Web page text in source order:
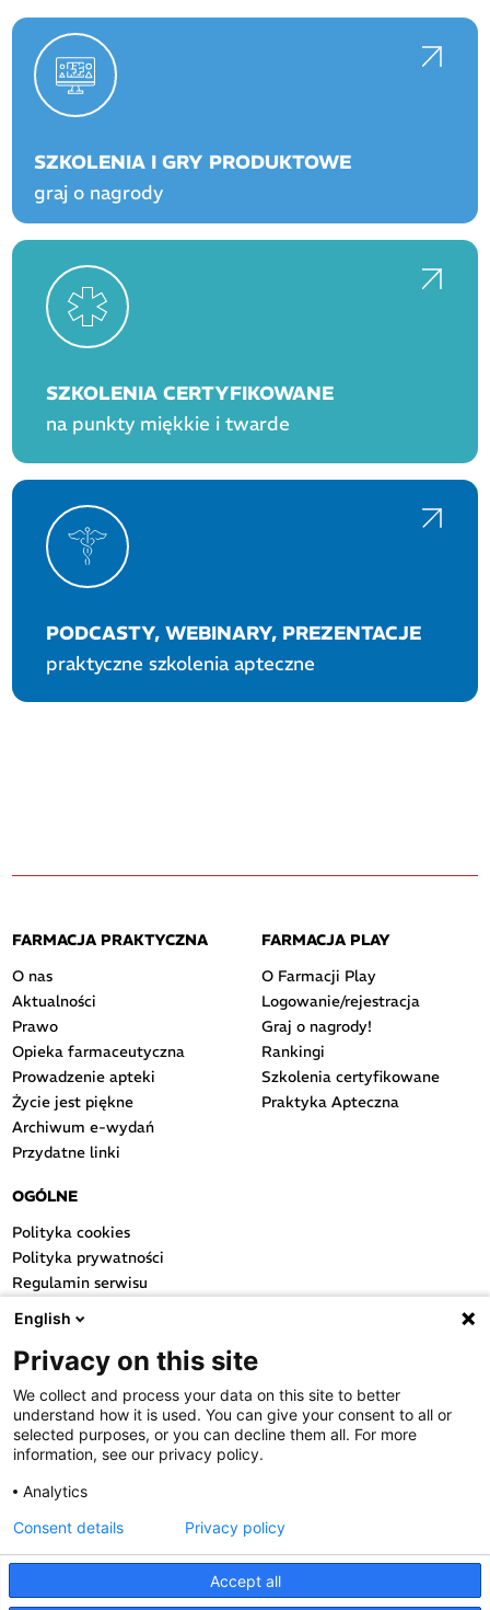
SZKOLENIA I GRY PRODUKTOWE
graj o nagrody
SZKOLENIA CERTYFIKOWANE
na punkty miękkie i twarde
PODCASTY, WEBINARY, PREZENTACJE
praktyczne szkolenia apteczne
FARMACJA PRAKTYCZNA
O nas
Aktualności
Prawo
Opieka farmaceutyczna
Prowadzenie apteki
Życie jest piękne
Archiwum e-wydań
Przydatne linki
FARMACJA PLAY
O Farmacji Play
Logowanie/rejestracja
Graj o nagrody!
Rankingi
Szkolenia certyfikowane
Praktyka Apteczna
OGÓLNE
Polityka cookies
Polityka prywatności
Regulamin serwisu
Regulamin konkursu
Farmacja Play
Regulamin konkursu Lakcid
Regulamin konkursu Acard
Regulamin konkursu Biotebal
Regulamin konkursu Asmenol
Kontakt
PRODUKTY POLPHARMY
SOCIAL MEDIA
English
Privacy on this site
We collect and process your data on this site to better
understand how it is used. You can give your consent to all or
selected purposes, or you can decline them all. For more
information, see our privacy policy.
Analytics
Accept all
Consent details Privacy policy